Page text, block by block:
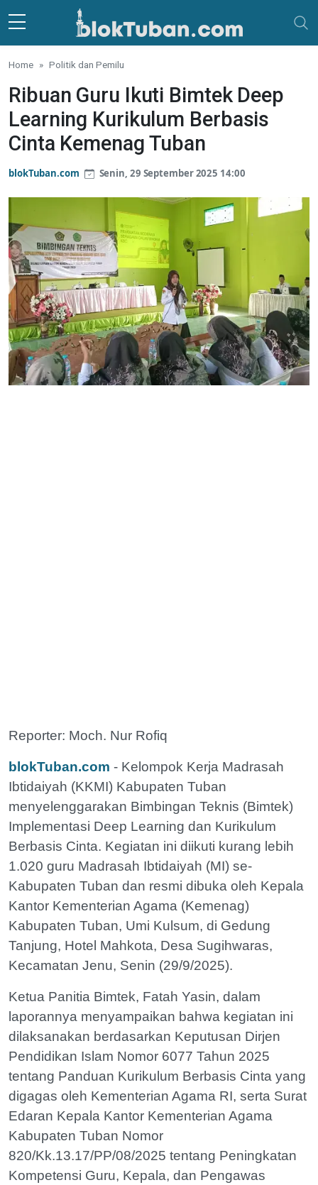
Skip to main content
Home Politik dan Pemilu
Ribuan Guru Ikuti Bimtek Deep
Learning Kurikulum Berbasis
Cinta Kemenag Tuban
blokTuban.com Senin, 29 September 2025 14:00
Reporter: Moch. Nur Rofiq
blokTuban.com - Kelompok Kerja Madrasah
Ibtidaiyah (KKMI) Kabupaten Tuban
menyelenggarakan Bimbingan Teknis (Bimtek)
Implementasi Deep Learning dan Kurikulum
Berbasis Cinta. Kegiatan ini diikuti kurang lebih
1.020 guru Madrasah Ibtidaiyah (MI) se-
Kabupaten Tuban dan resmi dibuka oleh Kepala
Kantor Kementerian Agama (Kemenag)
Kabupaten Tuban, Umi Kulsum, di Gedung
Tanjung, Hotel Mahkota, Desa Sugihwaras,
Kecamatan Jenu, Senin (29/9/2025).
Ketua Panitia Bimtek, Fatah Yasin, dalam
laporannya menyampaikan bahwa kegiatan ini
dilaksanakan berdasarkan Keputusan Dirjen
Pendidikan Islam Nomor 6077 Tahun 2025
tentang Panduan Kurikulum Berbasis Cinta yang
digagas oleh Kementerian Agama RI, serta Surat
Edaran Kepala Kantor Kementerian Agama
Kabupaten Tuban Nomor
820/Kk.13.17/PP/08/2025 tentang Peningkatan
Kompetensi Guru, Kepala, dan Pengawas